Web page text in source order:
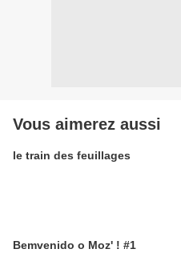
Vous aimerez aussi
le train des feuillages
Bemvenido o Moz' ! #1